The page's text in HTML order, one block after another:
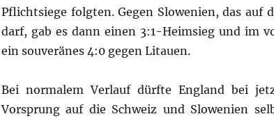
Pflichtsiege folgten. Gegen Slowenien, das auf
darf, gab es dann einen 3:1-Heimsieg und im
ein souveränes 4:0 gegen Litauen.
Bei normalem Verlauf dürfte England bei
Vorsprung auf die Schweiz und Slowenien